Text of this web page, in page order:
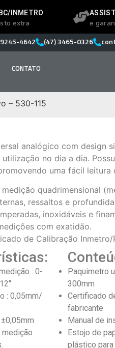
INMETRO
extra e
4642 (47) 3465-0326
CONTATO
– 530-115
analógico com design
no dia a dia.
uma fácil leitura
medição quadrimensional
ressaltos e
inoxidáveis e
com exatidão.
de Calibração Inmetro/
: 0-
: 0,05mm/
medição
Paquimetro
300mm
Certificado
fabricante
Manual de
Estojo de
plástico